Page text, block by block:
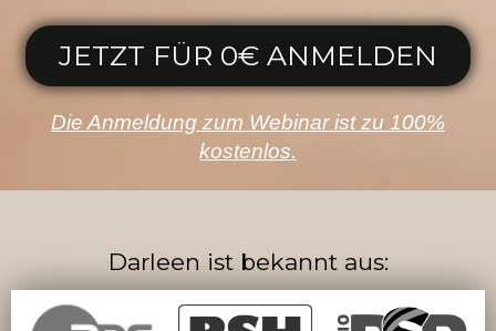
JETZT FÜR 0€ ANMELDEN
Die Anmeldung zum Webinar ist zu 100%
kostenlos.
Darleen ist bekannt aus: